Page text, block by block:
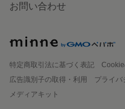
お問い合わせ
特定商取引法に基づく表記
Cookie
広告識別子の取得・利用
プライバ
メディアキット